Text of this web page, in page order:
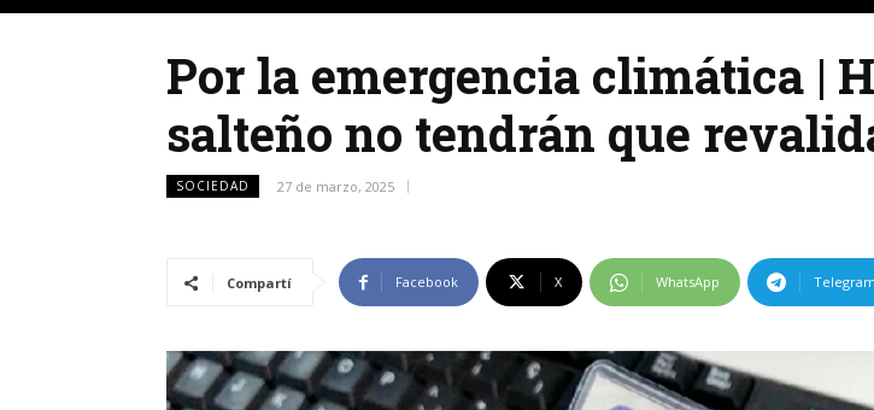
Por la emergencia climática |
salteño no tendrán que
SOCIEDAD 27 de marzo, 2025
Compartí Facebook X WhatsApp Telegram